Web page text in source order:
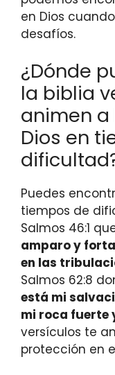
en Dios
desafíos.
¿Dónde
la biblia
animen
Dios en
Puedes
tiempos de
Salmos 46:1
amparo y
en las
Salmos 62:8
está mi
mi roca fuerte
versículos te
protección en